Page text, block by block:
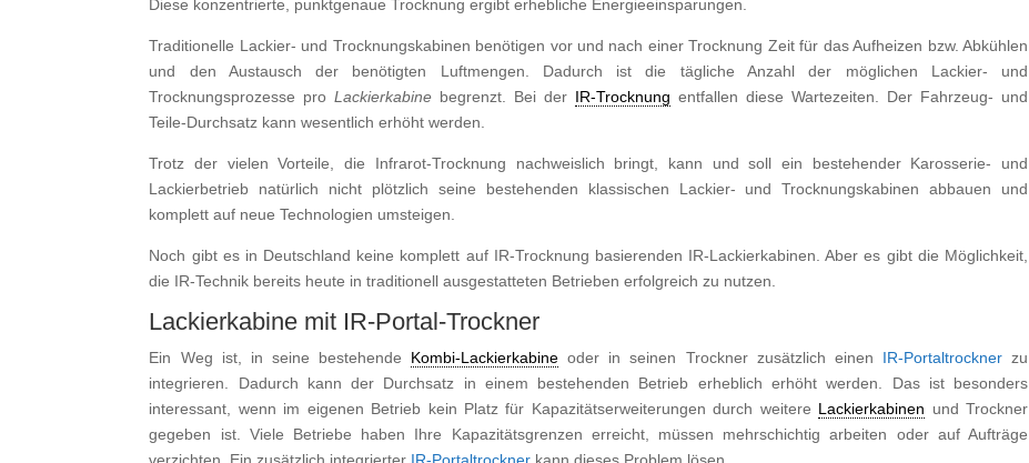
Diese konzentrierte, punktgenaue Trocknung ergibt erhebliche Energieeinsparungen.
Traditionelle Lackier- und Trocknungskabinen benötigen vor und nach einer Trocknung Zeit für das Aufheizen bzw. Abkühlen
und den Austausch der benötigten Luftmengen. Dadurch ist die tägliche Anzahl der möglichen Lackier- und
Trocknungsprozesse proLackierkabine begrenzt. Bei der IR-Trocknung entfallen diese Wartezeiten. Der Fahrzeug- und
Teile-Durchsatz kann wesentlich erhöht werden.
Trotz der vielen Vorteile, die Infrarot-Trocknung nachweislich bringt, kann und soll ein bestehender Karosserie- und
Lackierbetrieb natürlich nicht plötzlich seine bestehenden klassischen Lackier- und Trocknungskabinen abbauen und
komplett auf neue Technologien umsteigen.
Noch gibt es in Deutschland keine komplett auf IR-Trocknung basierenden IR-Lackierkabinen. Aber es gibt die Möglichkeit,
die IR-Technik bereits heute in traditionell ausgestatteten Betrieben erfolgreich zu nutzen.
Lackierkabine mit IR-Portal-Trockner
Ein Weg ist, in seine bestehende Kombi-Lackierkabine oder in seinen Trockner zusätzlich einen IR-Portaltrocknerzu
integrieren. Dadurch kann der Durchsatz in einem bestehenden Betrieb erheblich erhöht werden. Das ist besonders
interessant, wenn im eigenen Betrieb kein Platz für Kapazitätserweiterungen durch weitere Lackierkabinen und Trockner
gegeben ist. Viele Betriebe haben Ihre Kapazitätsgrenzen erreicht, müssen mehrschichtig arbeiten oder auf Aufträge